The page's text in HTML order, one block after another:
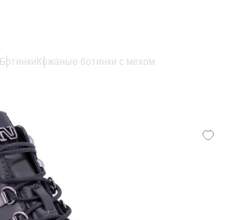
Ботинки Кожаные ботинки с мехом